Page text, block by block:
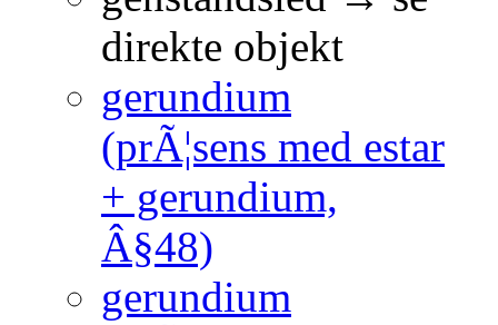
direkte objekt
gerundium
(prÃ¦sens med estar
+ gerundium,
Â§48)
gerundium